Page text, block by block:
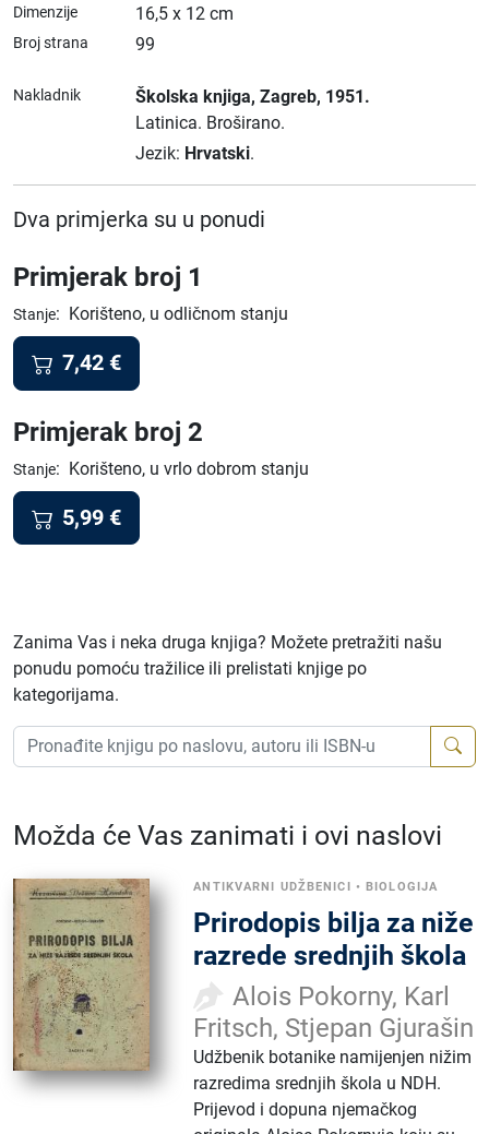
Dimenzije 16,5 x 12 cm
Broj strana 99
Nakladnik Školska knjiga, Zagreb, 1951.
Latinica. Broširano.
Jezik: Hrvatski.
Dva primjerka su u ponudi
Primjerak broj 1
Stanje: Korišteno, u odličnom stanju
7,42 €
Primjerak broj 2
Stanje: Korišteno, u vrlo dobrom stanju
5,99 €
Zanima Vas i neka druga knjiga? Možete pretražiti našu
ponudu pomoću tražilice ili prelistati knjige po
kategorijama.
Možda će Vas zanimati i ovi naslovi
ANTIKVARNI UDŽBENICI • BIOLOGIJA
Prirodopis bilja za niže
razrede srednjih škola
Alois Pokorny, Karl
Fritsch, Stjepan Gjurašin
Udžbenik botanike namijenjen nižim
razredima srednjih škola u NDH.
Prijevod i dopuna njemačkog